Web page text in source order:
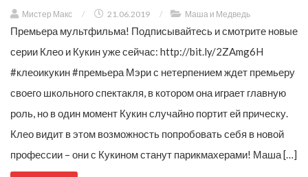
Мистер Макс / 21.06.2019 / Маша и Медведь
Премьера мультфильма! Подписывайтесь и смотрите новые
серии Клео и Кукин уже сейчас: http://bit.ly/2ZAmg6H
#клеоикукин #премьера Мэри с нетерпением ждет премьеру
своего школьного спектакля, в котором она играет главную
роль, но в один момент Кукин случайно портит ей прическу.
Клео видит в этом возможность попробовать себя в новой
профессии – они с Кукином станут парикмахерами! Маша […]